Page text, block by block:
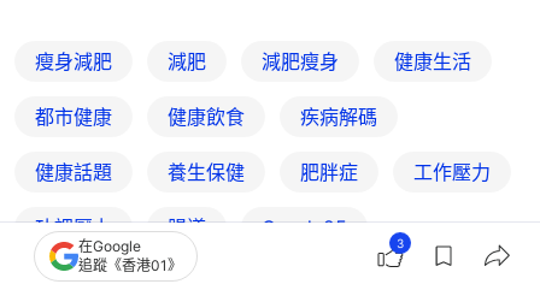
瘦身減肥 減肥 減肥瘦身 健康生活
都市健康 健康飲食 疾病解碼
健康話題 養生保健 肥胖症 工作壓力
功課壓力 腸道 Goody25
在Google
追蹤《香港01》
3